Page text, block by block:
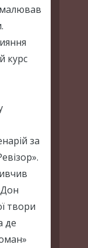
курс
за
твори
де